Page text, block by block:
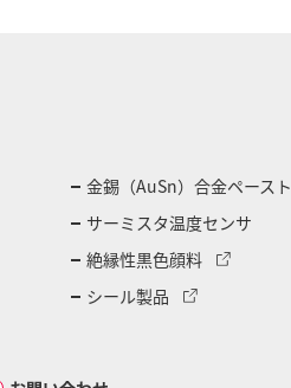
金錫（AuSn）合金ペースト
サーミスタ温度センサ
絶縁性黒色顔料
シール製品